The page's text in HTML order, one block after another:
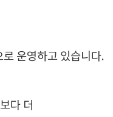
운영하고 있습니다.
다 더